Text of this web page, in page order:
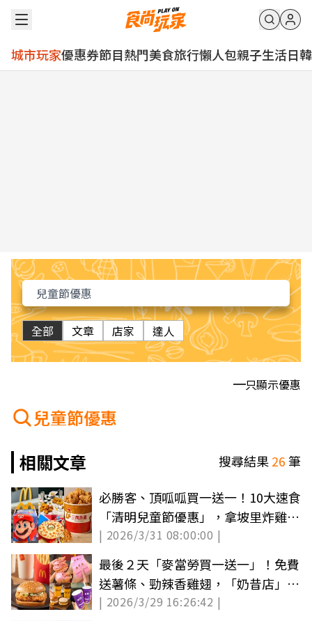
城市玩家優惠券節目熱門美食旅行懶人包親子生活日韓
全部 文章 店家 達人
只顯示優惠
兒童節優惠
相關文章
搜尋結果26筆
必勝客、頂呱呱買一送一！10大速食
「清明兒童節優惠」，拿坡里炸雞買
６送３
| 2026/3/31 08:00:00 |
最後２天「麥當勞買一送一」！免費
送薯條、勁辣香雞翅，「奶昔店」再
增10間
| 2026/3/29 16:26:42 |